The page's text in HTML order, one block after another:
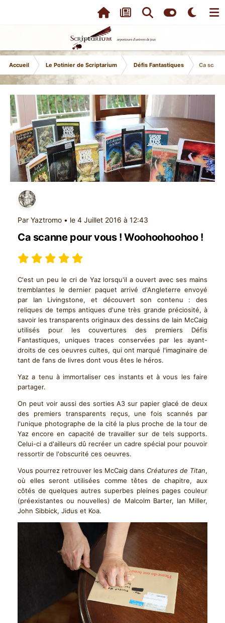
Accueil Le Potinier de Scriptarium Défis Fantastiques Ca
Par Yaztromo • le 4 Juillet 2016 à 12:43
Ca scanne pour vous ! Woohoohoohoo !
C'est un peu le cri de Yaz lorsqu'il a ouvert avec ses mains
tremblantes le dernier paquet arrivé d'Angleterre envoyé
par Ian Livingstone, et découvert son contenu : des
reliques de temps antiques d'une très grande préciosité, à
savoir les transparents originaux des dessins de Iain McCaig
utilisés pour les couvertures des premiers Défis
Fantastiques, uniques traces conservées par les ayant-
droits de ces oeuvres cultes, qui ont marqué l'imaginaire de
tant de fans de livres dont vous êtes le héros.
Yaz a tenu à immortaliser ces instants et à vous les faire
partager.
On peut voir aussi des sorties A3 sur papier glacé de deux
des premiers transparents reçus, une fois scannés par
l'unique photographe de la cité la plus proche de la tour de
Yaz encore en capacité de travailler sur de tels supports.
Celui-ci a d'ailleurs dû recréer un cadre spécial pour pouvoir
ressortir de l'obscurité ces oeuvres.
Vous pourrez retrouver les McCaig dans Créatures de Titan,
où elles seront utilisées comme têtes de chapitre, aux
côtés de quelques autres superbes pleines pages couleur
(préexistantes ou nouvelles) de Malcolm Barter, Ian Miller,
John Sibbick, Jidus et Koa.